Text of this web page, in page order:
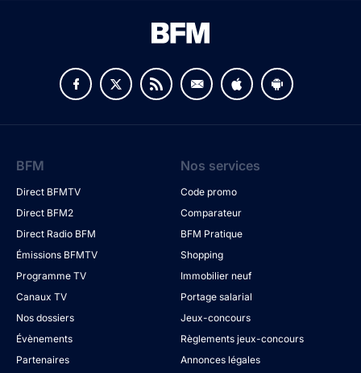
BFM
Direct BFMTV
Direct BFM2
Direct Radio BFM
Émissions BFMTV
Programme TV
Canaux TV
Nos dossiers
Évènements
Partenaires
Nos services
Code promo
Comparateur
BFM Pratique
Shopping
Immobilier neuf
Portage salarial
Jeux-concours
Règlements jeux-concours
Annonces légales